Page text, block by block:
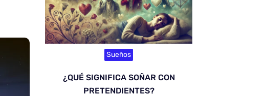
Sueños
¿QUÉ SIGNIFICA SOÑAR CON
PRETENDIENTES?